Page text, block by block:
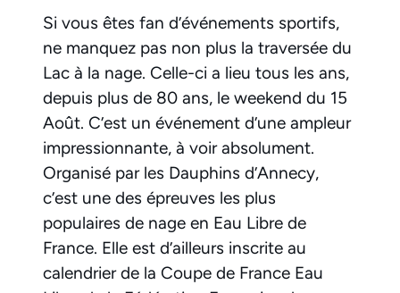
Si vous êtes fan d’événements sportifs,
ne manquez pas non plus la traversée du
Lac à la nage. Celle-ci a lieu tous les ans,
depuis plus de 80 ans, le weekend du 15
Août. C’est un événement d’une ampleur
impressionnante, à voir absolument.
Organisé par les Dauphins d’Annecy,
c’est une des épreuves les plus
populaires de nage en Eau Libre de
France. Elle est d’ailleurs inscrite au
calendrier de la Coupe de France Eau